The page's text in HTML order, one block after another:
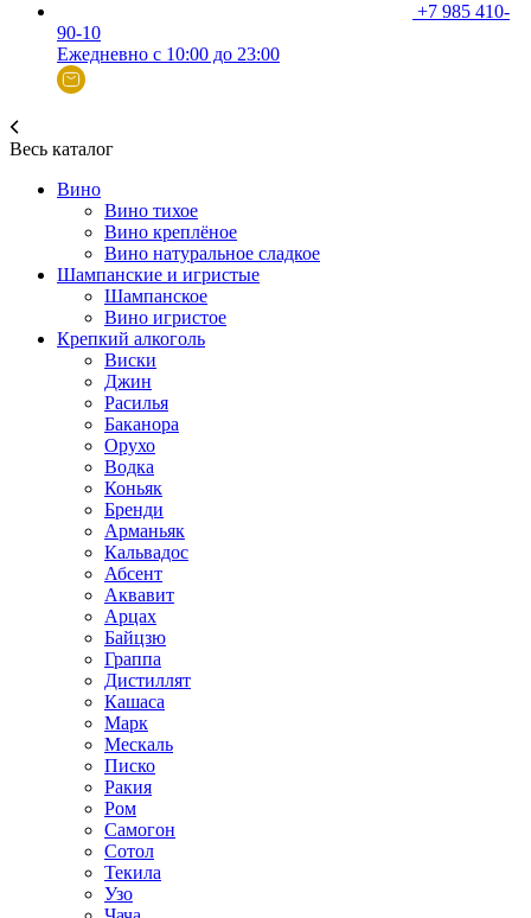
+7 985 410-
90-10
Ежедневно с 10:00 до 23:00
Весь каталог
Вино
Вино тихое
Вино креплёное
Вино натуральное сладкое
Шампанские и игристые
Шампанское
Вино игристое
Крепкий алкоголь
Виски
Джин
Расилья
Баканора
Орухо
Водка
Коньяк
Бренди
Арманьяк
Кальвадос
Абсент
Аквавит
Арцах
Байцзю
Граппа
Дистиллят
Кашаса
Марк
Мескаль
Писко
Ракия
Ром
Самогон
Сотол
Текила
Узо